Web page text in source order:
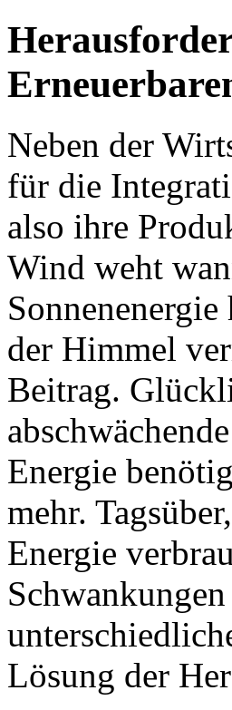
Neben der
für die
also ihre
Wind weht
der Himmel
Beitrag.
Energie
mehr.
Energie
Lösung der